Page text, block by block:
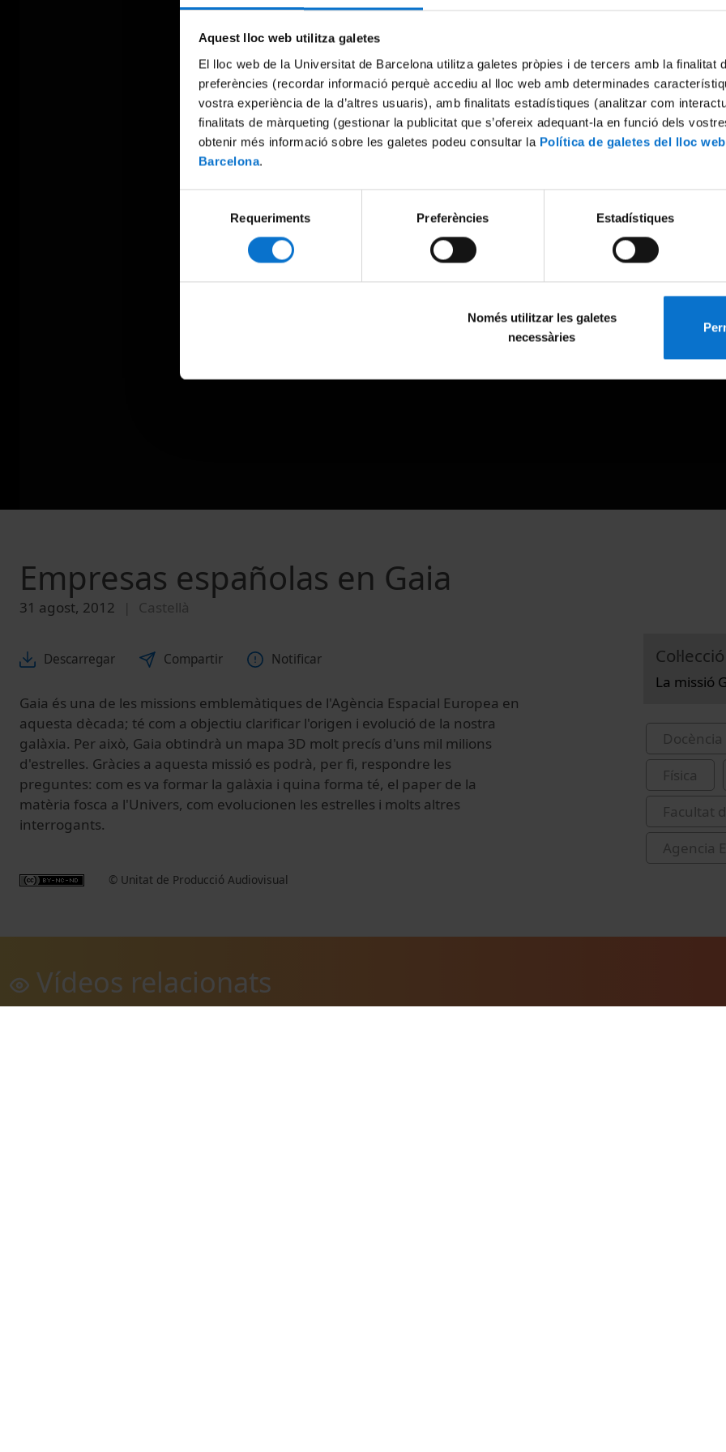
Aquest lloc web utilitza galetes
El lloc web de la Universitat de Barcelona utilitza galetes pròpies i de tercers amb la finalitat
preferències (recordar informació perquè accediu al lloc web amb determinades
vostra experiència de la d’altres usuaris), amb finalitats estadístiques (analitzar com
finalitats de màrqueting (gestionar la publicitat que s’ofereix adequant-la en funció dels
obtenir més informació sobre les galetes podeu consultar la Política de galetes del lloc
Barcelona.
consentiment
Requeriments Preferències Estadístiques
Només utilitzar les galetes
necessàries
Try again
Empresas españolas en Gaia
31 agost, 2012 Castellà
Descarregar Compartir Notificar
Gaia és una de les missions emblemàtiques de l'Agència Espacial Europea en
aquesta dècada; té com a objectiu clarificar l'origen i evolució de la nostra
galàxia. Per això, Gaia obtindrà un mapa 3D molt precís d'uns mil milions
d'estrelles. Gràcies a aquesta missió es podrà, per fi, respondre les
preguntes: com es va formar la galàxia i quina forma té, el paper de la
matèria fosca a l'Univers, com evolucionen les estrelles i molts altres
interrogants.
© Unitat de Producció Audiovisual
Col·lecció
La missió
Física
Facultat
Agencia
Vídeos relacionats